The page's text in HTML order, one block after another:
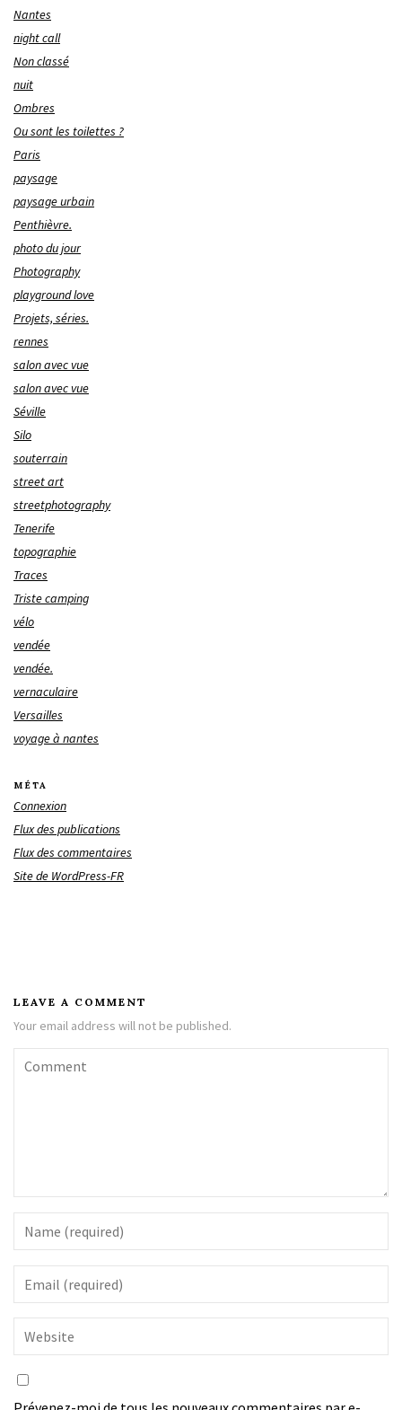
Nantes
night call
Non classé
nuit
Ombres
Ou sont les toilettes ?
Paris
paysage
paysage urbain
Penthièvre.
photo du jour
Photography
playground love
Projets, séries.
rennes
salon avec vue
salon avec vue
Séville
Silo
souterrain
street art
streetphotography
Tenerife
topographie
Traces
Triste camping
vélo
vendée
vendée.
vernaculaire
Versailles
voyage à nantes
MÉTA
Connexion
Flux des publications
Flux des commentaires
Site de WordPress-FR
LEAVE A COMMENT
Your email address will not be published.